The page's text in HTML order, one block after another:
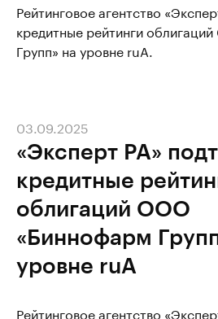
Рейтинговое агентство
кредитные рейтинги
Групп» на уровне ruA.
«Эксперт РА»
кредитные
облигаций ООО
«Биннофарм
уровне ruA
03.09.2025
Рейтинговое агентство